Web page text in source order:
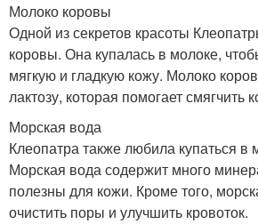
Молоко коровы
Одной из секретов красоты
коровы. Она купалась в молоке,
мягкую и гладкую кожу. Молоко
лактозу, которая помогает смягчить
Морская вода
Клеопатра также любила купаться в
Морская вода содержит много
полезны для кожи. Кроме того,
очистить поры и улучшить кровоток.